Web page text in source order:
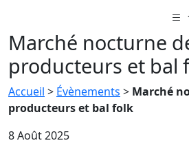
Marché nocturne
producteurs et bal
Accueil > Évènements > Marché
producteurs et bal folk
8 Août 2025